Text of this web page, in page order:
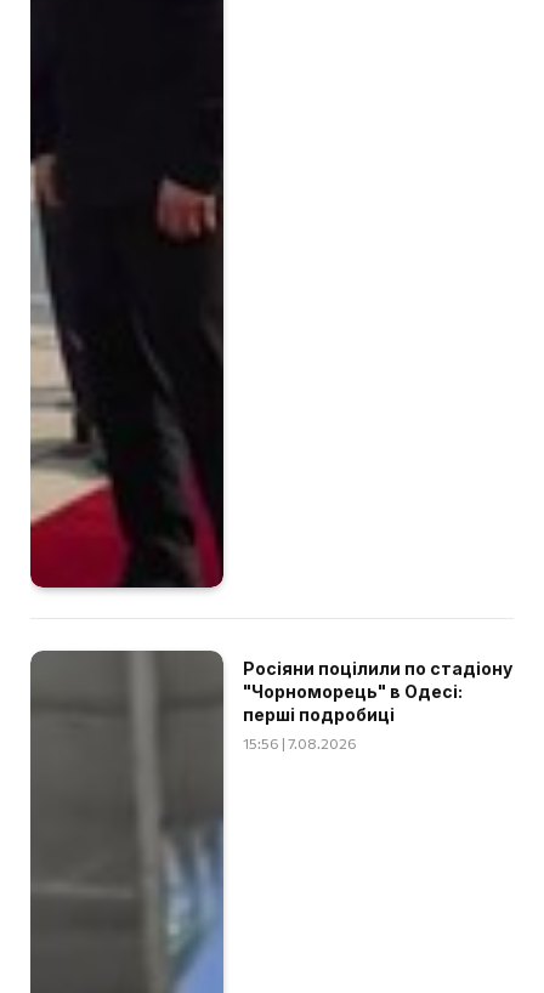
Росіяни поцілили по стадіону
"Чорноморець" в Одесі:
перші подробиці
15:56 | 7.08.2026